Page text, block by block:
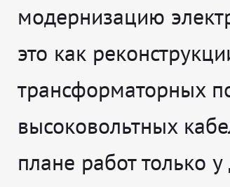
модернизацию
это как
трансформаторных
высоковольтных
плане работ только